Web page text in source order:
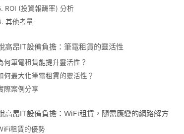
ROI (投資報酬率) 分析
其他考量
高昂IT設備負擔：筆電租賃的靈活性
何筆電租賃能提升靈活性？
何最大化筆電租賃的靈活性？
際案例分享
高昂IT設備負擔：WiFi租賃，隨需應變的網路解方
租賃的優勢